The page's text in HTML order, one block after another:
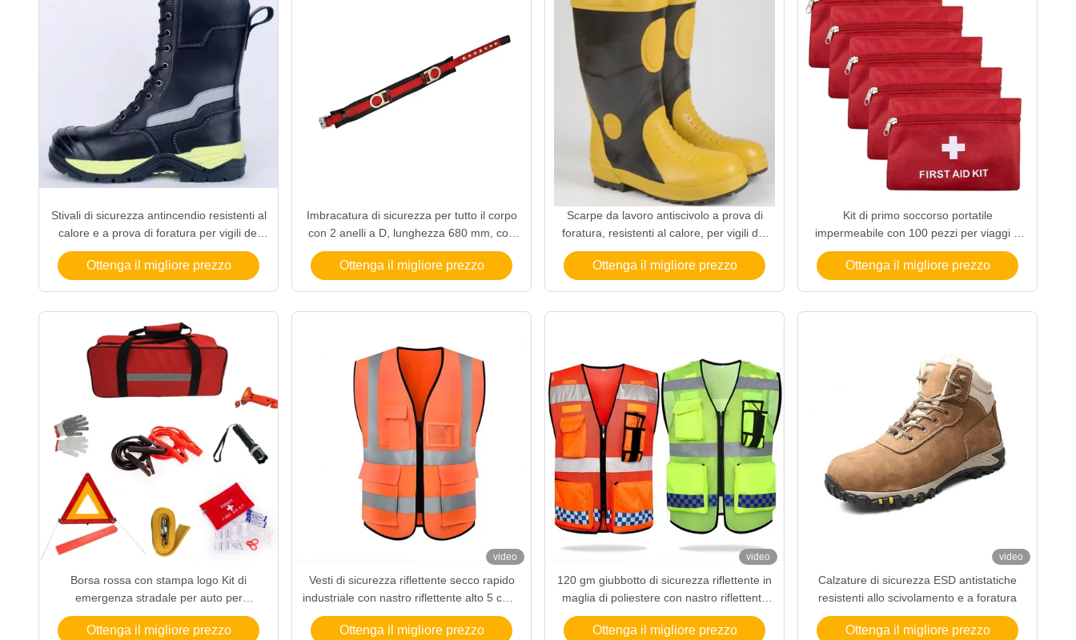
Stivali di sicurezza antincendio resistenti al
calore e a prova di foratura per vigili del
fuoco e lavoratori industriali
Ottenga il migliore prezzo
Imbracatura di sicurezza per tutto il corpo
con 2 anelli a D, lunghezza 680 mm, con
cintura anticaduta in 100% poliestere
Ottenga il migliore prezzo
Scarpe da lavoro antiscivolo a prova di
foratura, resistenti al calore, per vigili del
fuoco
Ottenga il migliore prezzo
Kit di primo soccorso portatile
impermeabile con 100 pezzi per viaggi a
casa e emergenze
Ottenga il migliore prezzo
Borsa rossa con stampa logo Kit di
emergenza stradale per auto per
campeggio familiare e auto con durata di
conservazione di 2 anni
Ottenga il migliore prezzo
video
Vesti di sicurezza riflettente secco rapido
industriale con nastro riflettente alto 5 cm e
opzioni personalizzabili
Ottenga il migliore prezzo
video
120 gm giubbotto di sicurezza riflettente in
maglia di poliestere con nastro riflettente
alto 5 cm e logo personalizzato per alta
visibilità
Ottenga il migliore prezzo
video
Calzature di sicurezza ESD antistatiche
resistenti allo scivolamento e a foratura
Ottenga il migliore prezzo